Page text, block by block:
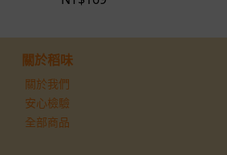
關於稻味
關於我們
安心檢驗
全部商品